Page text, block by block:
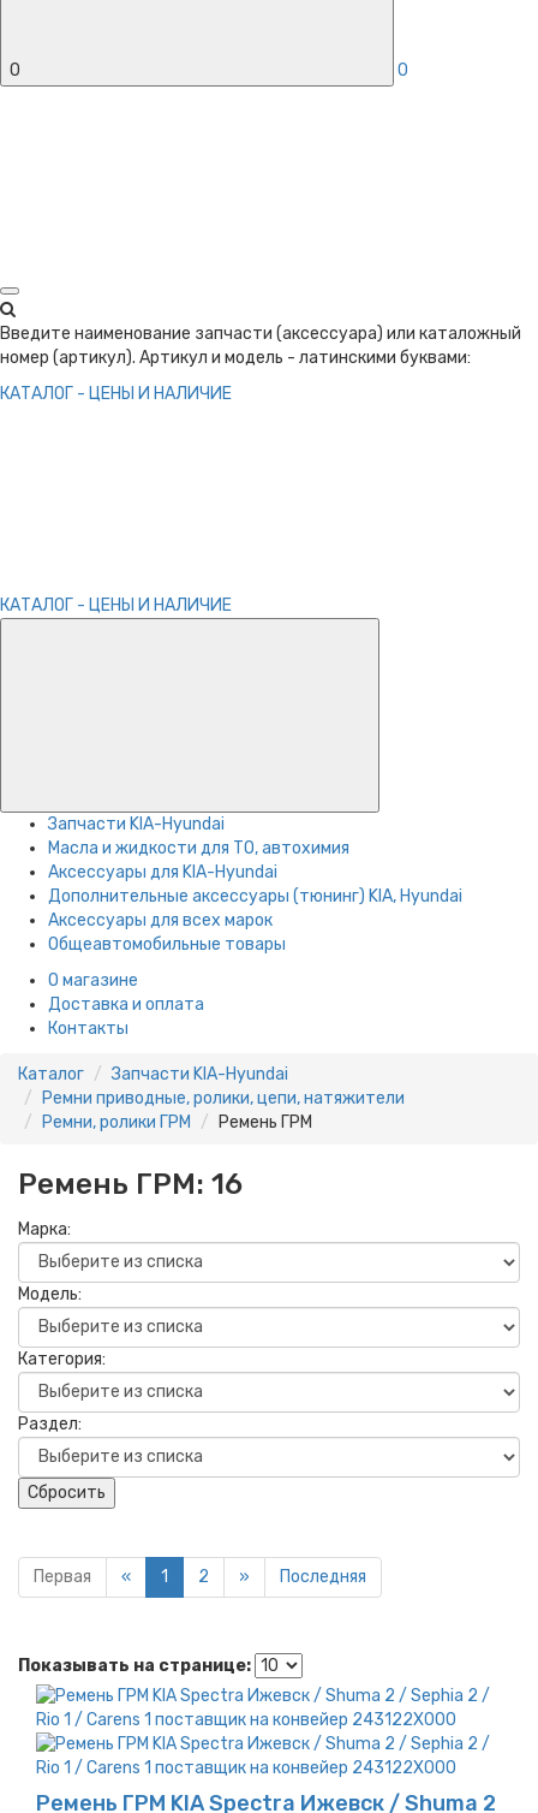
0 0
Введите наименование запчасти (аксессуара) или каталожный
номер (артикул). Артикул и модель - латинскими буквами:
КАТАЛОГ - ЦЕНЫ И НАЛИЧИЕ
КАТАЛОГ - ЦЕНЫ И НАЛИЧИЕ
Запчасти KIA-Hyundai
Масла и жидкости для ТО, автохимия
Аксессуары для KIA-Hyundai
Дополнительные аксессуары (тюнинг) KIA, Hyundai
Аксессуары для всех марок
Общеавтомобильные товары
О магазине
Доставка и оплата
Контакты
Каталог
Запчасти KIA-Hyundai
Ремни приводные, ролики, цепи, натяжители
Ремни, ролики ГРМ
Ремень ГРМ
Ремень ГРМ: 16
Марка:
Модель:
Категория:
Раздел:
Сбросить
Первая « 1 2 » Последняя
Показывать на странице:
Ремень ГРМ KIA Spectra Ижевск / Shuma 2